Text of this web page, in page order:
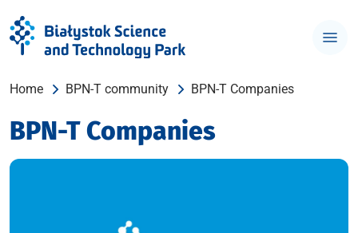
Home BPN-T community BPN-T Companies
BPN-T Companies